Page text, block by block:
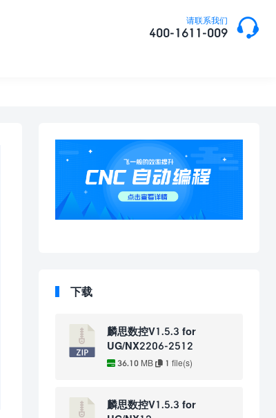
请联系我们
400-1611-009 
下载
麟思数控V1.5.3 for
UG/NX2206-2512
36.10 MB 1 file(s)
麟思数控V1.5.3 for